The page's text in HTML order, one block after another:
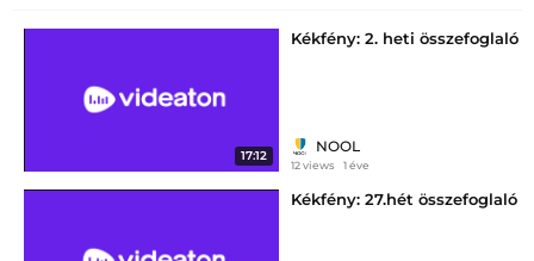
17:12
Kékfény: 2. heti összefoglaló
NOOL
12 views 1 éve
Kékfény: 27.hét összefoglaló